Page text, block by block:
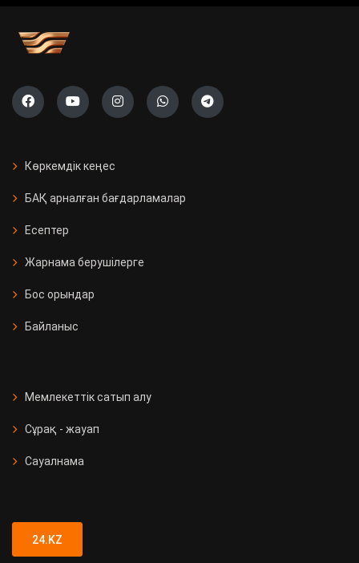
Көркемдік кеңес
БАҚ арналған бағдарламалар
Есептер
Жарнама берушілерге
Бос орындар
Байланыс
Мемлекеттік сатып алу
Сұрақ - жауап
Сауалнама
24.KZ